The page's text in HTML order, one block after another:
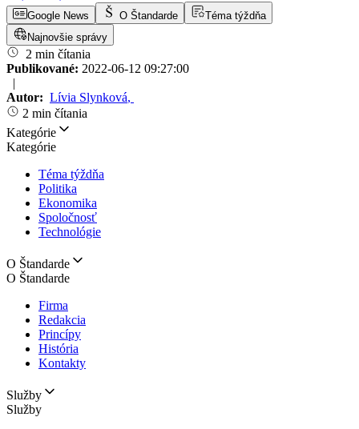
Google News O Štandarde
Téma týždňa
Najnovšie správy
2 min čítania
Publikované: 2022-06-12 09:27:00
|
Autor: Lívia Slynková,
2 min čítania
Kategórie
Kategórie
Téma týždňa
Politika
Ekonomika
Spoločnosť
Technológie
O Štandarde
O Štandarde
Firma
Redakcia
Princípy
História
Kontakty
Služby
Služby